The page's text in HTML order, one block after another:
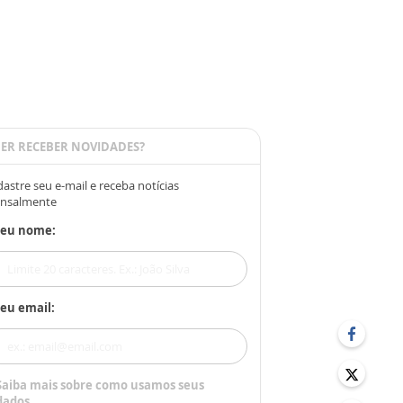
RECEBER NOVIDADES?
seu e-mail e receba notícias
nome:
email:
mais sobre como usamos seus